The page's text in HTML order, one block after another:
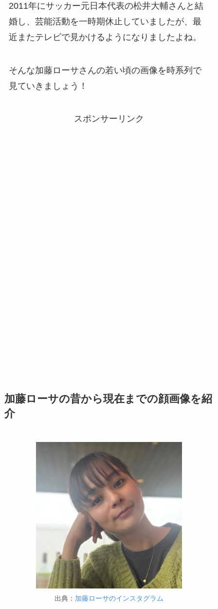
2011年にサッカー元日本代表の松井大輔さんと結
婚し、芸能活動を一時期休止していましたが、最
近またテレビで見かけるようになりましたよね。
そんな加藤ローサさんの若い頃の画像を時系列で
見ていきましょう！
スポンサーリンク
加藤ローサの昔から現在までの顔画像を紹
介
出典： 加藤ローサのインスタグラム